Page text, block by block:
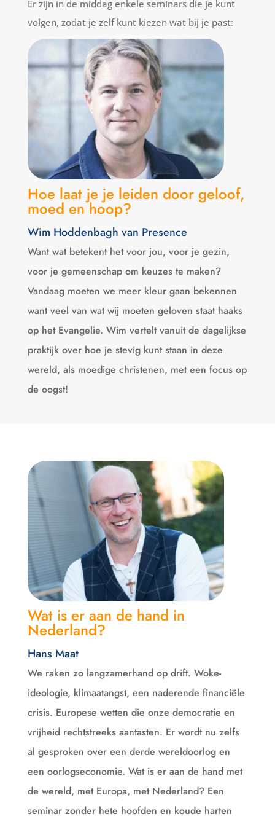
Er zijn in de middag enkele seminars die je kunt
volgen, zodat je zelf kunt kiezen wat bij je past:
Hoe laat je je leiden door geloof,
moed en hoop?
Wim Hoddenbagh van Presence
Want wat betekent het voor jou, voor je gezin,
voor je gemeenschap om keuzes te maken?
Vandaag moeten we meer kleur gaan bekennen
want veel van wat wij moeten geloven staat haaks
op het Evangelie. Wim vertelt vanuit de dagelijkse
praktijk over hoe je stevig kunt staan in deze
wereld, als moedige christenen, met een focus op
de oogst!
Wat is er aan de hand in
Nederland?
Hans Maat
We raken zo langzamerhand op drift. Woke-
ideologie, klimaatangst, een naderende financiële
crisis. Europese wetten die onze democratie en
vrijheid rechtstreeks aantasten. Er wordt nu zelfs
al gesproken over een derde wereldoorlog en
een oorlogseconomie. Wat is er aan de hand met
de wereld, met Europa, met Nederland? Een
seminar zonder hete hoofden en koude harten